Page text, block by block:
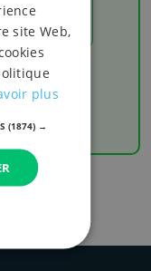
derniers
site Web,
plus
(1874) →